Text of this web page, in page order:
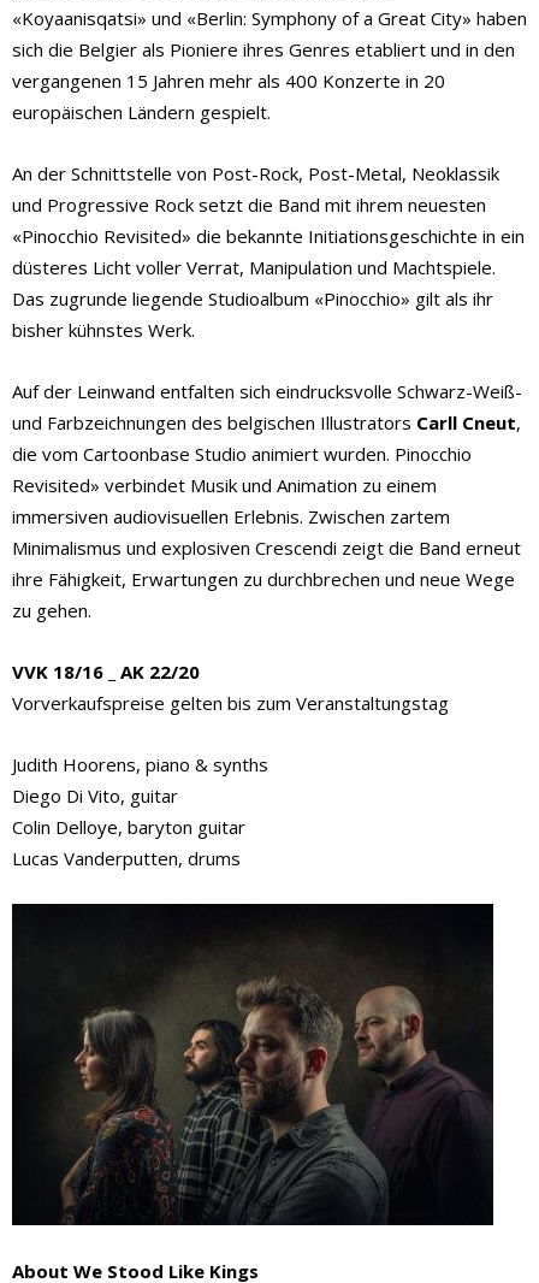
«Koyaanisqatsi» und «Berlin: Symphony of a Great City» haben
sich die Belgier als Pioniere ihres Genres etabliert und in den
vergangenen 15 Jahren mehr als 400 Konzerte in 20
europäischen Ländern gespielt.
An der Schnittstelle von Post-Rock, Post-Metal, Neoklassik
und Progressive Rock setzt die Band mit ihrem neuesten
«Pinocchio Revisited» die bekannte Initiationsgeschichte in ein
düsteres Licht voller Verrat, Manipulation und Machtspiele.
Das zugrunde liegende Studioalbum «Pinocchio» gilt als ihr
bisher kühnstes Werk.
Auf der Leinwand entfalten sich eindrucksvolle Schwarz-Weiß-
und Farbzeichnungen des belgischen Illustrators Carll Cneut,
die vom Cartoonbase Studio animiert wurden. Pinocchio
Revisited» verbindet Musik und Animation zu einem
immersiven audiovisuellen Erlebnis. Zwischen zartem
Minimalismus und explosiven Crescendi zeigt die Band erneut
ihre Fähigkeit, Erwartungen zu durchbrechen und neue Wege
zu gehen.
VVK 18/16 _ AK 22/20
Vorverkaufspreise gelten bis zum Veranstaltungstag
Judith Hoorens, piano & synths
Diego Di Vito, guitar
Colin Delloye, baryton guitar
Lucas Vanderputten, drums
About We Stood Like Kings